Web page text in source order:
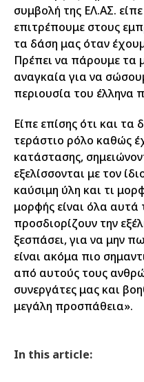
συμβολή της ΕΛ.ΑΣ.
επιτρέπουμε στους
τα δάση μας όταν
Πρέπει να πάρουμε τα
αναγκαία για να
περιουσία του έλληνα
Είπε επίσης ότι και
τεράστιο ρόλο καθώς
κατάστασης,
εξελίσσονται με τον
καύσιμη ύλη και τι
μορφής είναι όλα αυτά
προσδιορίζουν την
ξεσπάσει, για να μην
είναι ακόμα πιο
από αυτούς τους
συνεργάτες μας και
μεγάλη προσπάθεια».
In this article: